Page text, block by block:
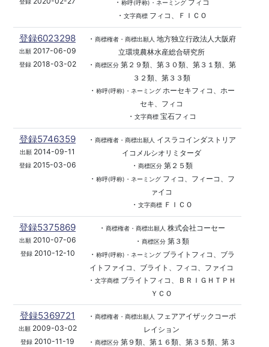
登録
・ 称呼(呼称)・ネーミングフィコ
・ 文字商標フィコ、ＦＩＣＯ
登録6023298
出願2017-06-09
登録2018-03-02
・ 商標権者・商標出願人 地方独立行政法人大阪府
立環境農林水産総合研究所
・ 商標区分第２９類、第３０類、第３１類、第
３２類、第３３類
・ 称呼(呼称)・ネーミングホーセキフィコ、ホー
セキ、フィコ
・ 文字商標宝石フィコ
登録5746359
出願 2014-09-11
登録2015-03-06
・ 商標権者・商標出願人
イスラコインダストリア
イコメルシオリミターダ
・ 商標区分第２５類
・ 称呼(呼称)・ネーミングフィコ、フィーコ、フ
ァイコ
・ 文字商標ＦＩＣＯ
登録5375869
出願2010-07-06
登録2010-12-10
・ 商標権者・商標出願人 株式会社コーセー
・ 商標区分第３類
・ 称呼(呼称)・ネーミングブライトフィコ、ブラ
イトファイコ、ブライト、フィコ、ファイコ
・ 文字商標ブライトフィコ、ＢＲＩＧＨＴＰＨ
ＹＣＯ
登録5369721
出願2009-03-02
登録 2010-11-19
・ 商標権者・商標出願人
フェアアイザックコーポ
レイション
・ 商標区分第９類、第１６類、第３５類、第３